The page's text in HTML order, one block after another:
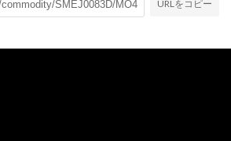
URLをコピー